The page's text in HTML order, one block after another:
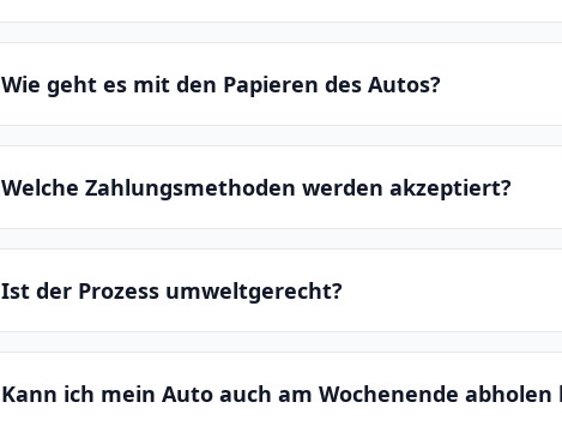
Wie geht es mit den Papieren des Autos?
Welche Zahlungsmethoden werden akzeptiert?
Ist der Prozess umweltgerecht?
Kann ich mein Auto auch am Wochenende abholen